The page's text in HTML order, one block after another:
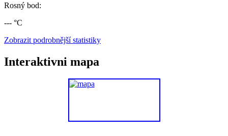
Rosný bod:
--- °C
Zobrazit podrobnější statistiky
Interaktivni mapa